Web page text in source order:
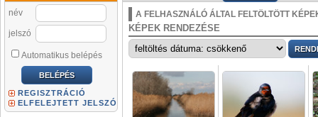
név
jelszó
Automatikus belépés
REGISZTRÁCIÓ
ELFELEJTETT JELSZÓ
A FELHASZNÁLÓ ÁLTAL FELTÖLTÖTT
KÉPEK RENDEZÉSE